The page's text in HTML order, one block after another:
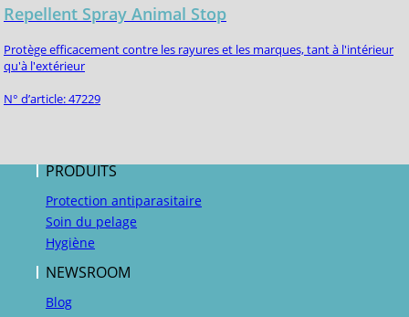
Repellent Spray Animal Stop
Protège efficacement contre les rayures et les marques, tant à l'intérieur
qu'à l'extérieur
N° d’article: 47229
PRODUITS
Protection antiparasitaire
Soin du pelage
Hygiène
NEWSROOM
Blog